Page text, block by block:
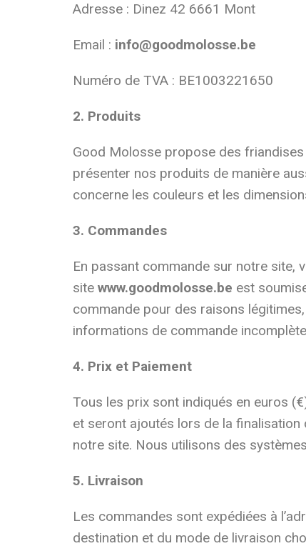
Adresse : Dinez 42 6661 Mont
Email : info@goodmolosse.be
Numéro de TVA : BE1003221650
2. Produits
Good Molosse propose des
présenter nos produits de manière
concerne les couleurs et les
3. Commandes
En passant commande sur notre
site www.goodmolosse.be est
commande pour des raisons
informations de commande
4. Prix et Paiement
Tous les prix sont indiqués en euros
et seront ajoutés lors de la
notre site. Nous utilisons des
5. Livraison
Les commandes sont expédiées à
destination et du mode de livraison